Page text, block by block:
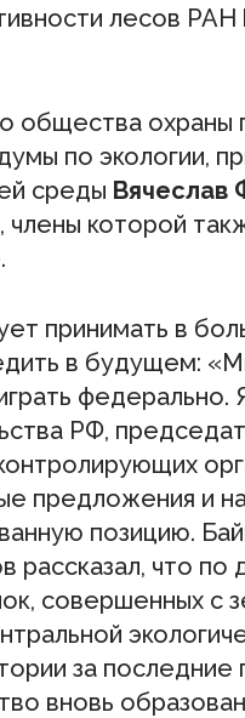
лесов РАН
общества охраны
по экологии,
среды Вячеслав
члены которой
принимать в
в будущем:
федерально.
РФ,
предложения и
позицию.
рассказал, что по
совершенных с
за последние
вновь